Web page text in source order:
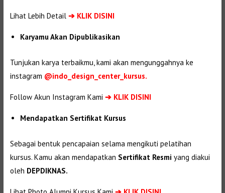
Lihat Lebih Detail ➔ KLIK DISINI
Karyamu Akan Dipublikasikan
Tunjukan karya terbaikmu, kami akan mengunggahnya ke
instagram @indo_design_center_kursus.
Follow Akun Instagram Kami ➔ KLIK DISINI
Mendapatkan Sertifikat Kursus
Sebagai bentuk pencapaian selama mengikuti pelatihan
kursus. Kamu akan mendapatkan Sertifikat Resmi yang diakui
oleh DEPDIKNAS.